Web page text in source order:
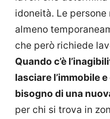
idoneità. Le
almeno
che però richiede
Quando c’è
lasciare l’immobile
bisogno di una
per chi si trova in